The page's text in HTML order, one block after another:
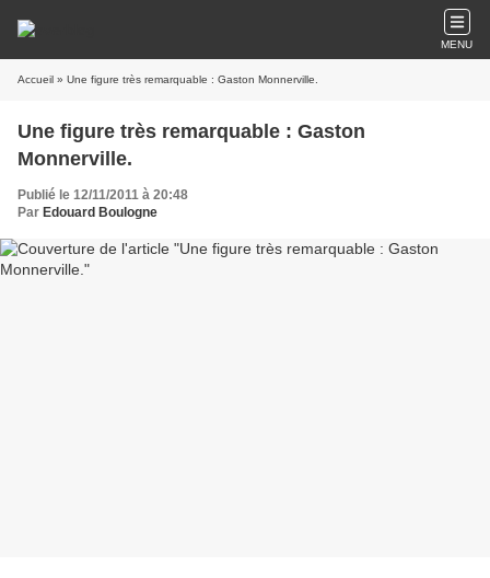
MENU
Accueil » Une figure très remarquable : Gaston Monnerville.
Une figure très remarquable : Gaston
Monnerville.
Publié le 12/11/2011 à 20:48
Par Edouard Boulogne